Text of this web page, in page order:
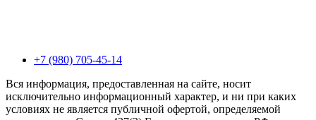
+7 (980) 705-45-14
Вся информация, предоставленная на сайте, носит
исключительно информационный характер, и ни при каких
условиях не является публичной офертой, определяемой